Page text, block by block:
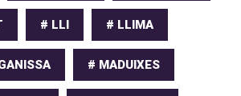
# LLI # LLIMA
# MADUIXES